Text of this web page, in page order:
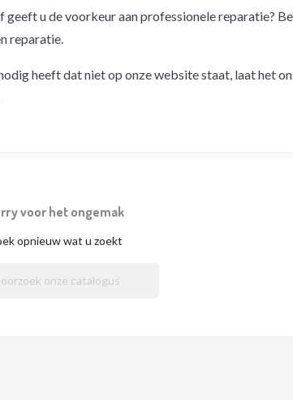
u de voorkeur aan professionele reparatie?
reparatie.
heeft dat niet op onze website staat, laat het
voor het ongemak
opnieuw wat u zoekt